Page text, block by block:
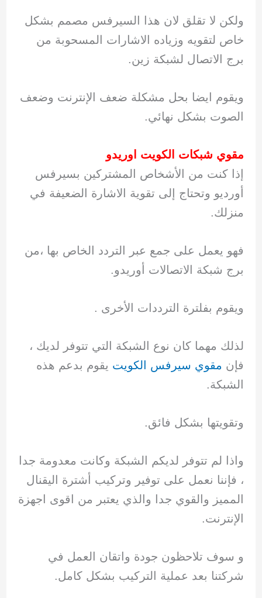
ولكن لا تقلق لان هذا السيرفس مصمم بشكل
خاص لتقويه وزياده الاشارات المسحوبة من
برج الاتصال لشبكة زين.
ويقوم ايضا بحل مشكلة ضعف الإنترنت وضعف
الصوت بشكل نهائي.
مقوي شبكات الكويت اوريدو
إذا كنت من الأشخاص المشتركين بسيرفس
أورديو وتحتاج إلى تقوية الاشارة الضعيفة في
منزلك.
فهو يعمل على جمع عبر التردد الخاص بها ،من
برج شبكة الاتصالات أوريدو.
ويقوم بفلترة الترددات الأخرى .
لذلك مهما كان نوع الشبكة التي تتوفر لديك ،
فإن مقوي سيرفس الكويت يقوم بدعم هذه
الشبكة.
وتقويتها بشكل فائق.
واذا لم تتوفر لديكم الشبكة وكانت معدومة جدا
، فإننا نعمل على توفير وتركيب أشترة اليقنال
المميز والقوي جدا والذي يعتبر من اقوى اجهزة
الإنترنت.
و سوف تلاحظون جودة واتقان العمل في
شركتنا بعد عملية التركيب بشكل كامل.